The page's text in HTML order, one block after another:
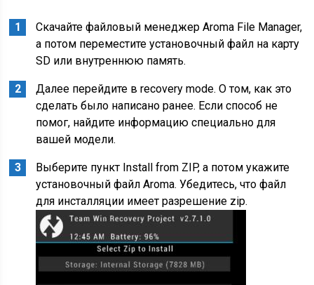
Скачайте файловый менеджер Aroma File Manager,
а потом переместите установочный файл на карту
SD или внутреннюю память.
Далее перейдите в recovery mode. О том, как это
сделать было написано ранее. Если способ не
помог, найдите информацию специально для
вашей модели.
Выберите пункт Install from ZIP, а потом укажите
установочный файл Aroma. Убедитесь, что файл
для инсталляции имеет разрешение zip.